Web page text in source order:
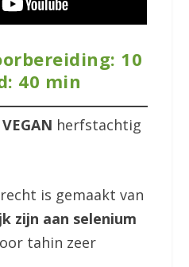
10
40 min
herfstachtig
is gemaakt van
zijn aan selenium
tahin zeer